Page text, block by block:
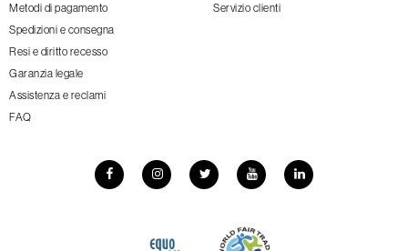
Metodi di pagamento
Spedizioni e consegna
Resi e diritto recesso
Garanzia legale
Assistenza e reclami
FAQ
Servizio clienti